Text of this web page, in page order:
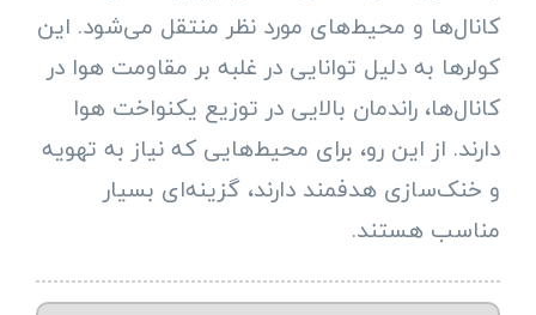
کانال‌ها و محیط‌های مورد نظر منتقل می‌شود. این
کولرها به دلیل توانایی در غلبه بر مقاومت هوا در
کانال‌ها، راندمان بالایی در توزیع یکنواخت هوا
دارند. از این رو، برای محیط‌هایی که نیاز به تهویه
و خنک‌سازی هدفمند دارند، گزینه‌ای بسیار
مناسب هستند.